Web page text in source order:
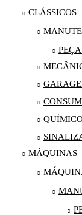
CLÁSSICOS
MÁQUINAS